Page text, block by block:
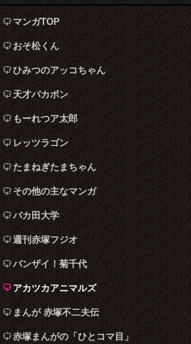
り
マンガTOP
おそ松くん
ひみつのアッコちゃん
天才バカボン
もーれつア太郎
レッツラゴン
たまねぎたまちゃん
その他の主なマンガ
バカ田大学
週刊赤塚フジオ
バンザイ！菊千代
アカツカアニマルズ
まんが 赤塚不二夫伝
赤塚まんがの「ひとコマ目」